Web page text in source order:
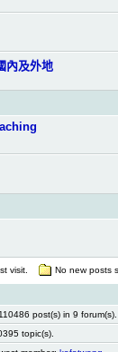
內及外地
visit. No new posts
post(s) in 9
topic(s).